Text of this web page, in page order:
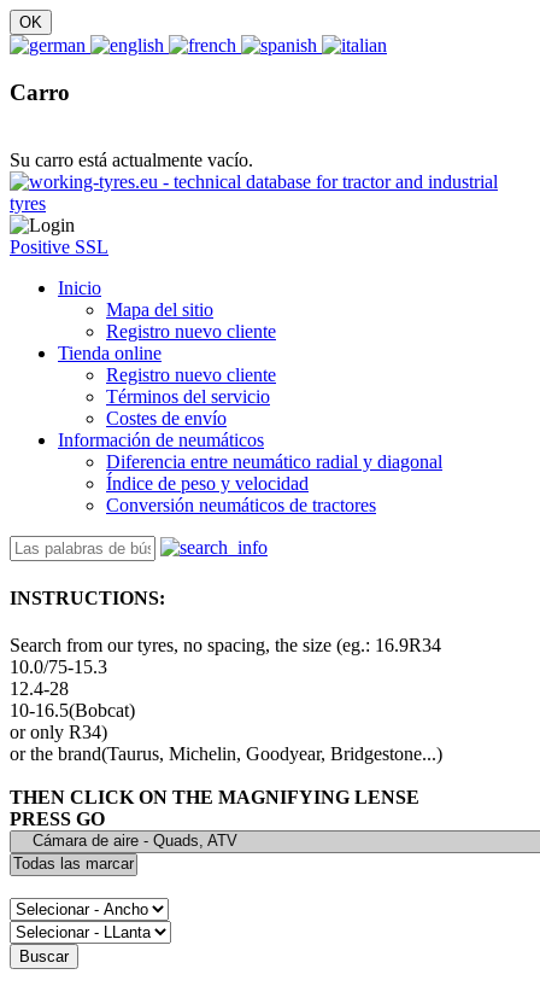
Carro
Su carro está actualmente vacío.
Positive SSL
Inicio
Mapa del sitio
Registro nuevo cliente
Tienda online
Registro nuevo cliente
Términos del servicio
Costes de envío
Información de neumáticos
Diferencia entre neumático radial y diagonal
Índice de peso y velocidad
Conversión neumáticos de tractores
INSTRUCTIONS:
Search from our tyres, no spacing, the size (eg.: 16.9R34
10.0/75-15.3
12.4-28
10-16.5(Bobcat)
or only R34)
or the brand(Taurus, Michelin, Goodyear, Bridgestone...)
THEN CLICK ON THE MAGNIFYING LENSE
PRESS GO